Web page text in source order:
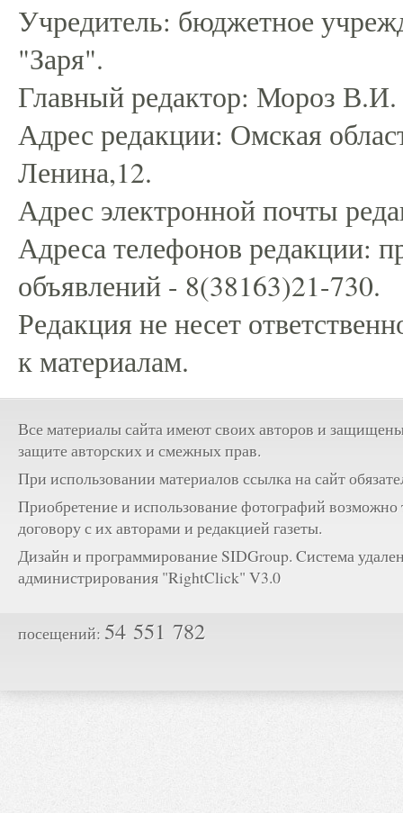
Учредитель: бюджетное
"Заря".
Главный редактор: Мороз В.И.
Адрес редакции: Омская
Ленина,12.
Адрес электронной почты
Адреса телефонов редакции:
объявлений - 8(38163)21-730.
Редакция не несет
к материалам.
Все материалы сайта имеют своих авторов и
защите авторских и смежных прав.
При использовании материалов ссылка на сайт
Приобретение и использование фотографий возможно
договору с их авторами и редакцией газеты.
Дизайн и программирование SIDGroup. Cистема
администрирования "RightClick" V3.0
посещений: 54 551 782